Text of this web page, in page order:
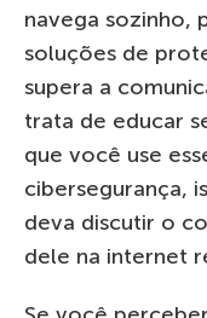
navega sozinho,
soluções de
supera a
trata de educar
que você use
cibersegurança,
deva discutir o
dele na internet